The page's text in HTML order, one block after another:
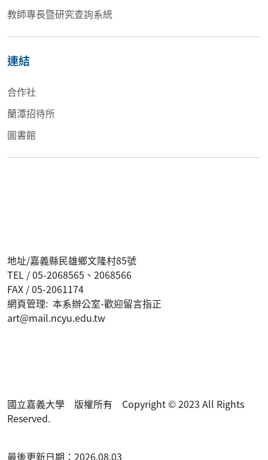
教師專長暨研究查詢系統
連結
合作社
蘭潭招待所
圖書館
地址/嘉義縣民雄鄉文隆村85號
TEL / 05-2068565、2068566
FAX / 05-2061174
網頁管理: 本系辦公室-歡迎留言指正
art@mail.ncyu.edu.tw
國立嘉義大學 版權所有 Copyright © 2023 All Rights
Reserved.
最後更新日期：2026.08.03